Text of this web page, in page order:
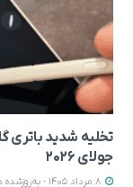
جولای ۲۰۲۶